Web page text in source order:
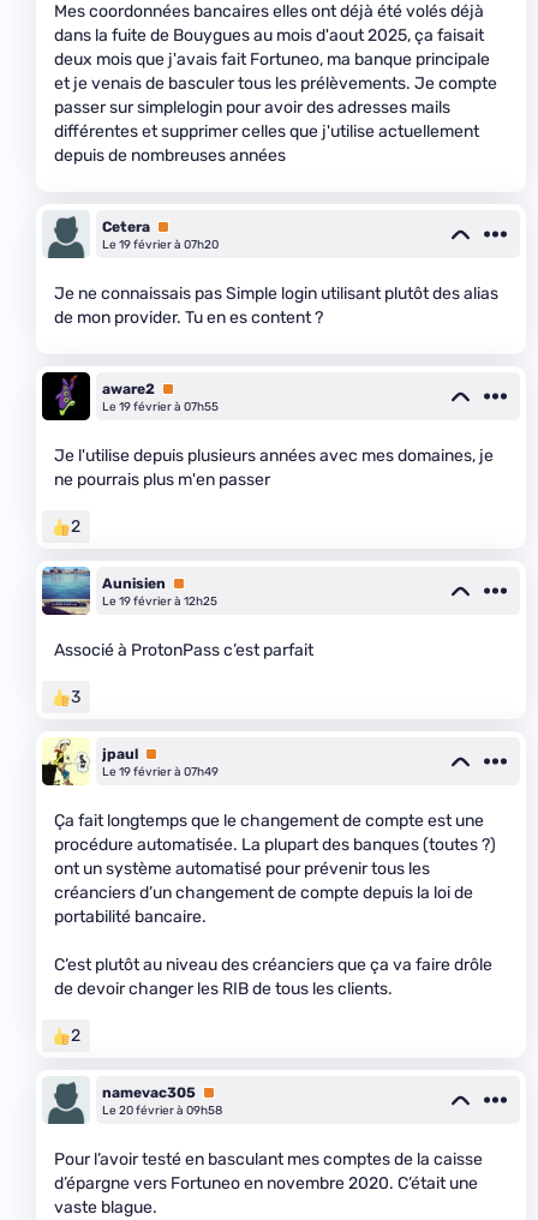
Mes coordonnées bancaires elles ont déjà été volés déjà
dans la fuite de Bouygues au mois d'aout 2025, ça faisait
deux mois que j'avais fait Fortuneo, ma banque principale
et je venais de basculer tous les prélèvements. Je compte
passer sur simplelogin pour avoir des adresses mails
différentes et supprimer celles que j'utilise actuellement
depuis de nombreuses années
Cetera Premium
Le 19 février à 07h20
Je ne connaissais pas Simple login utilisant plutôt des alias
de mon provider. Tu en es content ?
aware2 Premium
Le 19 février à 07h55
Je l'utilise depuis plusieurs années avec mes domaines, je
ne pourrais plus m'en passer
2
Aunisien
Premium
Le 19 février à 12h25
Associé à ProtonPass c’est parfait
3
jpaul Premium
Le 19 février à 07h49
Ça fait longtemps que le changement de compte est une
procédure automatisée. La plupart des banques (toutes ?)
ont un système automatisé pour prévenir tous les
créanciers d’un changement de compte depuis la loi de
portabilité bancaire.
C’est plutôt au niveau des créanciers que ça va faire drôle
de devoir changer les RIB de tous les clients.
2
namevac305 Premium
Le 20 février à 09h58
Pour l’avoir testé en basculant mes comptes de la caisse
d’épargne vers Fortuneo en novembre 2020. C’était une
vaste blague.